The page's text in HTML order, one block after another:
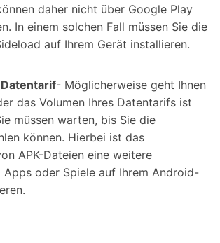
daher nicht über Google Play
In einem solchen Fall müssen Sie die
auf Ihrem Gerät installieren.
- Möglicherweise geht Ihnen
das Volumen Ihres Datentarifs ist
müssen warten, bis Sie die
können. Hierbei ist das
APK-Dateien eine weitere
Apps oder Spiele auf Ihrem Android-